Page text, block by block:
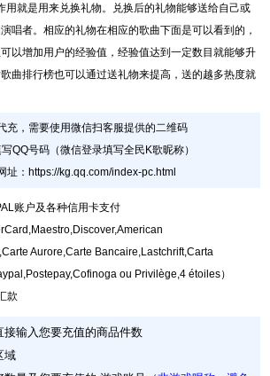
用就是用来兑换礼物。兑换后的礼物能够送给自己或
唱者。相应的礼物在相应的歌曲下面是可以看到的，
以增加用户的经验值，经验值达到一定数目就能够升
曲排行榜也可以通过送礼物来提高，送的越多热度就
充，需要使用微信扫客服提供的二维码
QQ号码（微信登录填写全民K歌昵称）
址 ： https://kg.qq.com/index-pc.html
账户及各种信用卡支付
Aurore,Carte Bancaire,Lastchrift,Carta
ou Privilège,4 étoiles）
款
接输入您要充值的商品件数
域